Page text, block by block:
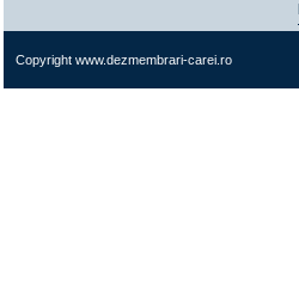
Copyright www.dezmembrari-carei.ro